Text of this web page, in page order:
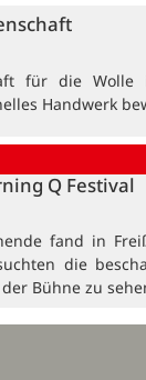
für die
Handwerk
Q Festival
fand in
die
Bühne zu